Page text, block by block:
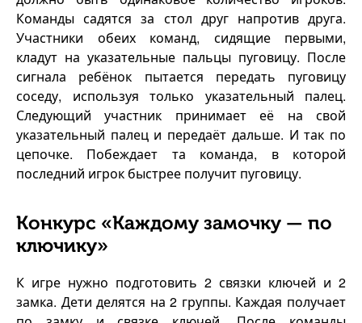
Команды садятся за стол друг напротив друга.
Участники обеих команд, сидящие первыми,
кладут на указательные пальцы пуговицу. После
сигнала ребёнок пытается передать пуговицу
соседу, используя только указательный палец.
Следующий участник принимает её на свой
указательный палец и передаёт дальше. И так по
цепочке. Побеждает та команда, в которой
последний игрок быстрее получит пуговицу.
Конкурс «Каждому замочку — по
ключику»
К игре нужно подготовить 2 связки ключей и 2
замка. Дети делятся на 2 группы. Каждая получает